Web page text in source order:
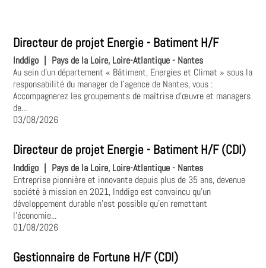
Directeur de projet Energie - Batiment H/F
Inddigo
Pays de la Loire, Loire-Atlantique - Nantes
Au sein d’un département « Bâtiment, Energies et Climat » sous la
responsabilité du manager de l’agence de Nantes, vous :
Accompagnerez les groupements de maîtrise d’œuvre et managers
de...
03/08/2026
Directeur de projet Energie - Batiment H/F (CDI)
Inddigo | Pays de la Loire, Loire-Atlantique - Nantes
Entreprise pionnière et innovante depuis plus de 35 ans, devenue
société à mission en 2021, Inddigo est convaincu qu’un
développement durable n’est possible qu’en remettant
l’économie...
01/08/2026
Gestionnaire de Fortune H/F (CDI)